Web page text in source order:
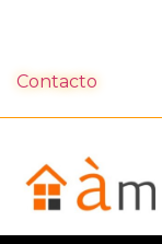
Contacto